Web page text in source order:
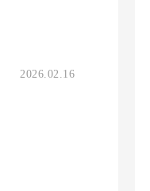
2026.02.16